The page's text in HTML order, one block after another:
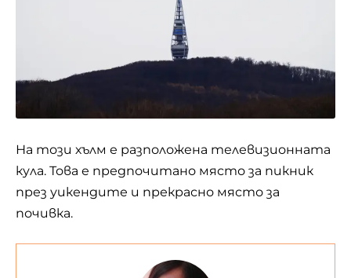
На този хълм е разположена телевизионната
кула. Това е предпочитано място за пикник
през уикендите и прекрасно място за
почивка.